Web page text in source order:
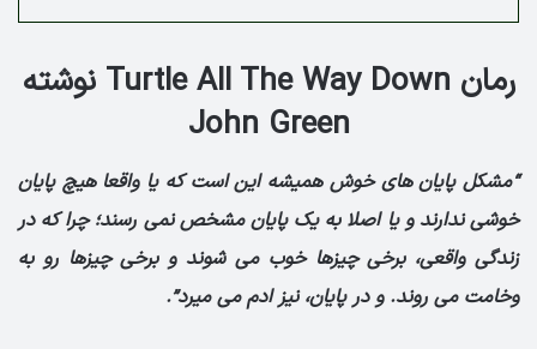
رمان Turtle All The Way Down نوشته
John Green
“مشکل پایان های خوش همیشه این است که یا واقعا هیچ پایان
خوشی ندارند و یا اصلا به یک پایان مشخص نمی رسند؛ چرا که در
زندگی واقعی، برخی چیزها خوب می شوند و برخی چیزها رو به
وخامت می روند. و در پایان، نیز ادم می میرد”.